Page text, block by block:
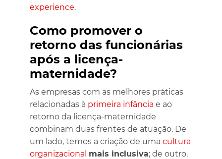
experience.
Como promover o
retorno das funcionárias
após a licença-
maternidade?
As empresas com as melhores práticas
relacionadas à primeira infância e ao
retorno da licença-maternidade
combinam duas frentes de atuação. De
um lado, temos a criação de uma cultura
organizacional mais inclusiva; de outro,